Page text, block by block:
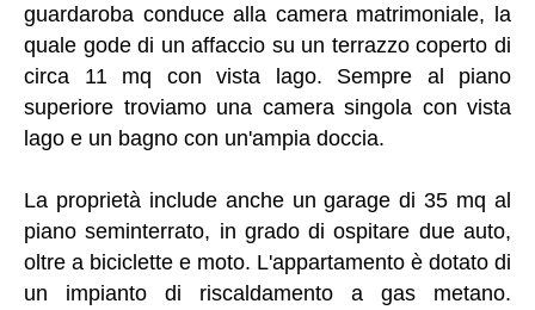
guardaroba conduce alla camera matrimoniale, la
quale gode di un affaccio su un terrazzo coperto di
circa 11 mq con vista lago. Sempre al piano
superiore troviamo una camera singola con vista
lago e un bagno con un'ampia doccia.
La proprietà include anche un garage di 35 mq al
piano seminterrato, in grado di ospitare due auto,
oltre a biciclette e moto. L'appartamento è dotato di
un impianto di riscaldamento a gas metano.